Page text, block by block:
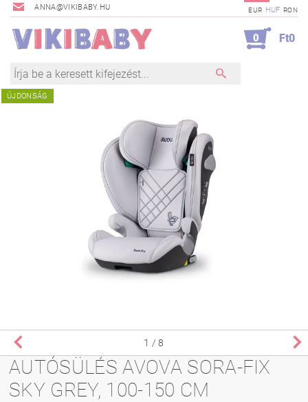
ANNA@VIKIBABY.HU EUR HUF RON
0 Ft0
ÚJDONSÁG
1 / 8
AUTÓSÜLÉS AVOVA SORA-FIX
SKY GREY, 100-150 CM